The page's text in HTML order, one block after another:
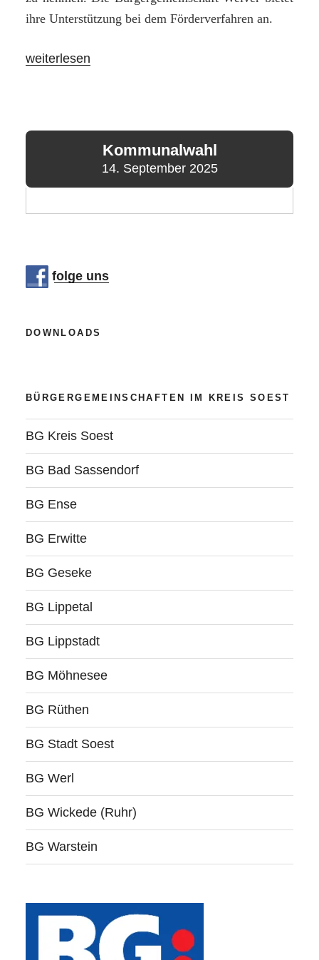
ihre Unterstützung bei dem Förderverfahren an.
„Der
Glückwunsch
weiterlesen
Kommunalwahl
14. September 2025
folge uns
DOWNLOADS
BÜRGERGEMEINSCHAFTEN IM KREIS SOEST
BG Kreis Soest
BG Bad Sassendorf
BG Ense
BG Erwitte
BG Geseke
BG Lippetal
BG Lippstadt
BG Möhnesee
BG Rüthen
BG Stadt Soest
BG Werl
BG Wickede (Ruhr)
BG Warstein